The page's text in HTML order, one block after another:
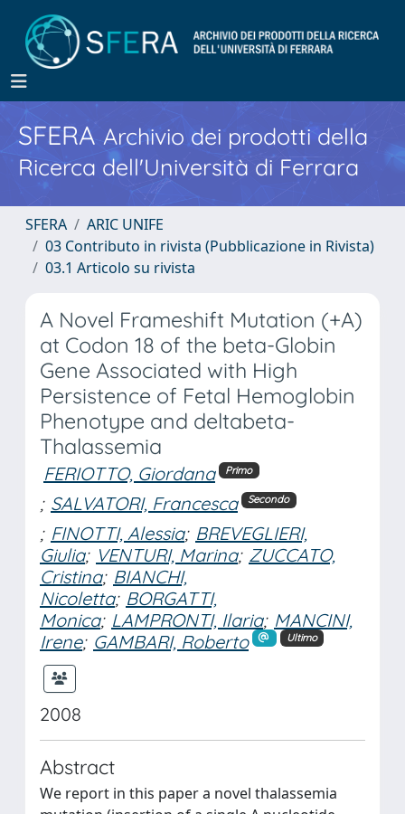
SFERA Archivio dei prodotti della
Ricerca dell'Università di Ferrara
SFERA
ARIC UNIFE
03 Contributo in rivista (Pubblicazione in Rivista)
03.1 Articolo su rivista
A Novel Frameshift Mutation (+A)
at Codon 18 of the beta-Globin
Gene Associated with High
Persistence of Fetal Hemoglobin
Phenotype and deltabeta-
Thalassemia
FERIOTTO, Giordana Primo
; SALVATORI, Francesca Secondo
; FINOTTI, Alessia; BREVEGLIERI,
Giulia; VENTURI, Marina; ZUCCATO,
Cristina; BIANCHI,
Nicoletta; BORGATTI,
Monica; LAMPRONTI, Ilaria; MANCINI,
Irene; GAMBARI, Roberto Ultimo
2008
Abstract
We report in this paper a novel thalassemia